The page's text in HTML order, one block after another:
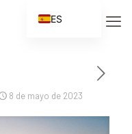
8 de mayo de 2023
ES